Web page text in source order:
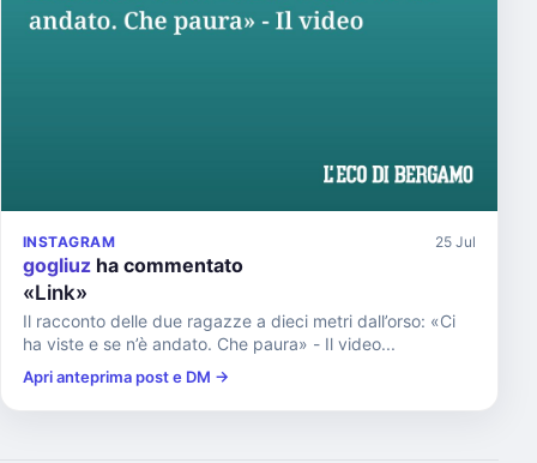
INSTAGRAM 25 Jul
gogliuz ha commentato
«Link»
Il racconto delle due ragazze a dieci metri dall’orso: «Ci
ha viste e se n’è andato. Che paura» - Il video...
Apri anteprima post e DM →